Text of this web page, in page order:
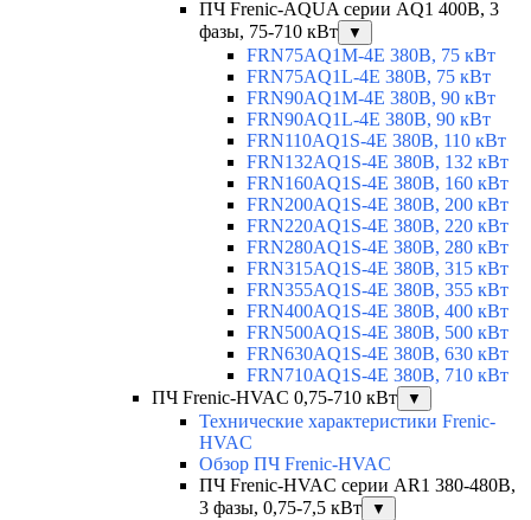
ПЧ Frenic-AQUA серии AQ1 400В, 3
фазы, 75-710 кВт
▼
FRN75AQ1M-4E 380В, 75 кВт
FRN75AQ1L-4E 380В, 75 кВт
FRN90AQ1M-4E 380В, 90 кВт
FRN90AQ1L-4E 380В, 90 кВт
FRN110AQ1S-4E 380В, 110 кВт
FRN132AQ1S-4E 380В, 132 кВт
FRN160AQ1S-4E 380В, 160 кВт
FRN200AQ1S-4E 380В, 200 кВт
FRN220AQ1S-4E 380В, 220 кВт
FRN280AQ1S-4E 380В, 280 кВт
FRN315AQ1S-4E 380В, 315 кВт
FRN355AQ1S-4E 380В, 355 кВт
FRN400AQ1S-4E 380В, 400 кВт
FRN500AQ1S-4E 380В, 500 кВт
FRN630AQ1S-4E 380В, 630 кВт
FRN710AQ1S-4E 380В, 710 кВт
ПЧ Frenic-HVAC 0,75-710 кВт
▼
Технические характеристики Frenic-
HVAC
Обзор ПЧ Frenic-HVAC
ПЧ Frenic-HVAC серии AR1 380-480В,
3 фазы, 0,75-7,5 кВт
▼